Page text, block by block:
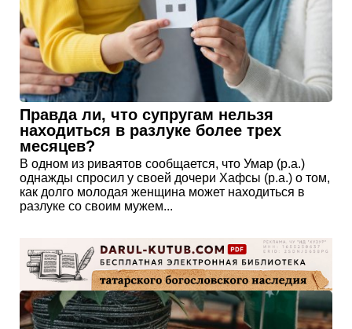
Правда ли, что супругам нельзя
находиться в разлуке более трех
месяцев?
В одном из риваятов сообщается, что Умар (р.а.)
однажды спросил у своей дочери Хафсы (р.а.) о том,
как долго молодая женщина может находиться в
разлуке со своим мужем...